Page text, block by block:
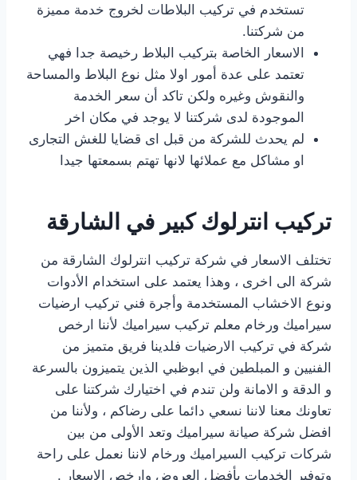
تستخدم في تركيب البلاطات لخروج خدمة مميزة
من شركتنا.
الاسعار الخاصة بتركيب البلاط رخيصة جدا فهي
تعتمد على عدة أمور اولا مثل نوع البلاط والمساحة
والنقوش وغيره ولكن تاكد أن سعر الخدمة
الموجودة لدى شركتنا لا يوجد في مكان اخر
لم يحدث للشركة من قبل اى قضايا للغش التجارى
او مشاكل مع عملائها لانها تهتم بسمعتها جيدا
تركيب انترلوك كبير في الشارقة
تختلف الاسعار في شركة تركيب انترلوك الشارقة من
شركة الى اخرى ، وهذا يعتمد على استخدام الأدوات
ونوع الاخشاب المستخدمة وأجرة فني تركيب ارضيات
سيراميك ورخام معلم تركيب سيراميك لأننا ارخص
شركة في تركيب الارضيات فلدينا فريق متميز من
الفنيين و المبلطين في ابوظبي الذين يتميزون بالسرعة
و الدقة و الامانة ولن تندم في اختيارك شركتنا على
تعاونك معنا لاننا نسعي دائما على رضاكم ، ولأننا من
افضل شركة صيانة سيراميك وتعد الأولى من بين
شركات تركيب السيراميك ورخام لاننا نعمل على راحة
وتوفير الخدمات بأفضل العروض وارخص الاسعار .